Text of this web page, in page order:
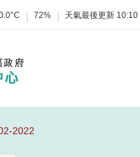
72% 天氣最後更新 10:10
2022